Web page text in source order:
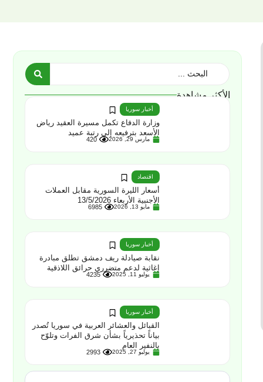
الأكثر مشاهدة
أخبار سوريا
وزارة الدفاع تكمل مسيرة العقيد رياض
الأسعد بترفيعه إلى رتبة عميد
مارس 29, 2026 420
اقتصاد
أسعار الليرة السورية مقابل العملات
الأجنبية الأربعاء 13/5/2026
مايو 13, 2026 6985
أخبار سوريا
نقابة صيادلة ريف دمشق تطلق مبادرة
إغاثية لدعم متضرري حرائق اللاذقية
يوليو 11, 2025 4235
أخبار سوريا
القبائل والعشائر العربية في سوريا تُصدر
بياناً تحذيرياً بشأن شرق الفرات وتلوّح
بالنفير العام
يوليو 27, 2025 2993